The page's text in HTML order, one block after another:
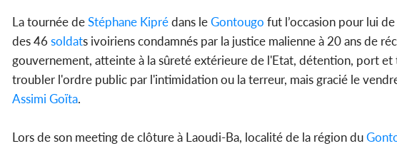
La tournée deStéphane Kiprédans leGontougo fut l’occasion pour lui
des 46 soldats ivoiriens condamnés par la justice malienne à 20 ans de
gouvernement, atteinte à la sûreté extérieure de l'Etat, détention, port
troubler l'ordre public par l'intimidation ou la terreur, mais gracié le
Assimi Goïta.
Lors de son meeting de clôture à Laoudi-Ba, localité de la région du